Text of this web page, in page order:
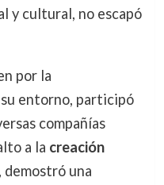
y cultural, no escapó
por la
entorno, participó
compañías
a la creación
demostró una